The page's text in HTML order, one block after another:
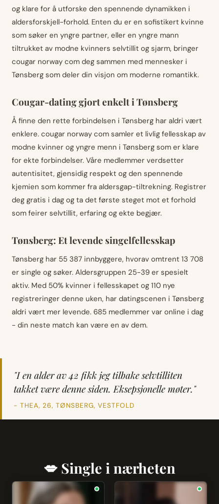
og klare for å utforske den spennende dynamikken i
aldersforskjell-forhold. Enten du er en sofistikert kvinne
som søker en yngre partner, eller en yngre mann
tiltrukket av modne kvinners selvtillit og sjarm, bringer
cougar norway com deg sammen med mennesker i
Tønsberg som deler din visjon om moderne romantikk.
Cougar-dating gjort enkelt i Tønsberg
Å finne den rette forbindelsen i Tønsberg har aldri vært
enklere. cougar norway com samler et livlig fellesskap av
modne kvinner og yngre menn i Tønsberg som er klare
for ekte forbindelser. Våre medlemmer verdsetter
autentisitet, gjensidig respekt og den spennende
kjemien som kommer fra aldersgap-tiltrekning. Registrer
deg gratis i dag og ta det første steget mot et forhold
som feirer selvtillit, erfaring og ekte begjær.
Tønsberg: Et levende singelfellesskap
Tønsberg har 55 387 innbyggere, hvorav omtrent 13 708
er single og søker. Aldersgruppen 25-39 er spesielt
aktiv. Med 50% kvinner i fellesskapet og 110 nye
registreringer denne uken, har datingscenen i Tønsberg
aldri vært mer levende. 685 medlemmer var online i dag
- din neste match kan være en av dem.
"I en alder av 42 fikk jeg tilbake selvtilliten
takket være denne siden. Eksepsjonelle møter."
- THEA, 26, TØNSBERG, VESTFOLD
💋 Single i nærheten